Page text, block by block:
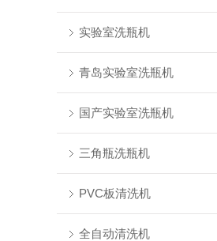
实验室洗瓶机
青岛实验室洗瓶机
国产实验室洗瓶机
三角瓶洗瓶机
PVC板清洗机
全自动清洗机